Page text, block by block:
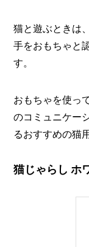
猫と遊ぶときは
手をおもちゃと
す。
おもちゃを使っ
のコミュニケー
るおすすめの猫
猫じゃらし ホ